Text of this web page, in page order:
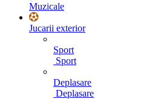
Muzicale
Jucarii exterior
Sport
Sport
Deplasare
Deplasare